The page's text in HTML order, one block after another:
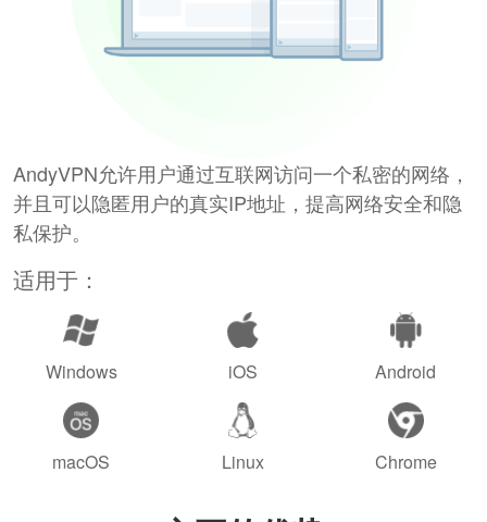
AndyVPN允许用户通过互联网访问一个私密的网络，
并且可以隐匿用户的真实IP地址，提高网络安全和隐
私保护。
适用于：
Windows iOS Android
macOS Linux Chrome